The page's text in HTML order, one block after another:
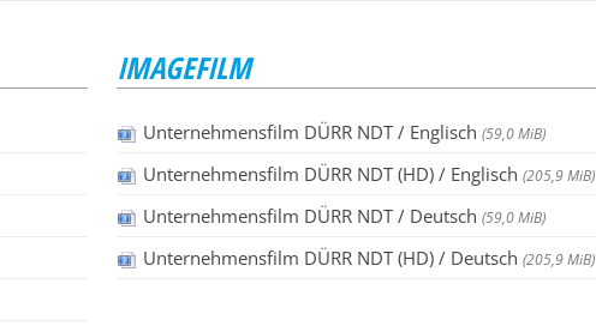
IMAGEFILM
Unternehmensfilm DÜRR NDT / Englisch (59,0 MiB)
Unternehmensfilm DÜRR NDT (HD) / Englisch (205,9 MiB)
Unternehmensfilm DÜRR NDT / Deutsch (59,0 MiB)
Unternehmensfilm DÜRR NDT (HD) / Deutsch (205,9 MiB)